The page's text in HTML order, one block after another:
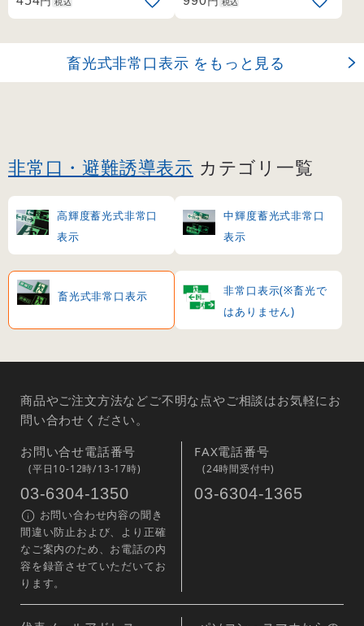
畜光式非常口表示 をもっと見る
非常口・避難誘導表示 カテゴリ一覧
高輝度蓄光式非常口
表示
中輝度蓄光式非常口
表示
畜光式非常口表示
非常口表示(※畜光で
はありません)
商品やご注文方法などご不明な点やご相談はお気軽にお
問い合わせください。
お問い合せ電話番号
(平日10-12時/13-17時)
03-6304-1350
お問い合わせ内容の聞き
間違い防止および、より正確
なご案内のため、お電話の内
容を録音させていただいてお
ります。
FAX電話番号
(24時間受付中)
03-6304-1365